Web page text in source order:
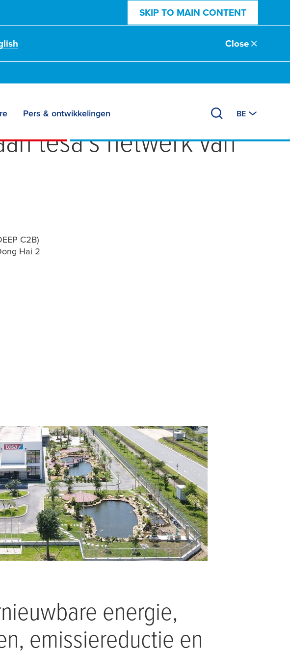
SKIP TO MAIN CONTENT
Close
Pers & ontwikkelingen BE
Haiphong - de
tesa's netwerk van
C2B)
Hai 2
energie,
emissiereductie en